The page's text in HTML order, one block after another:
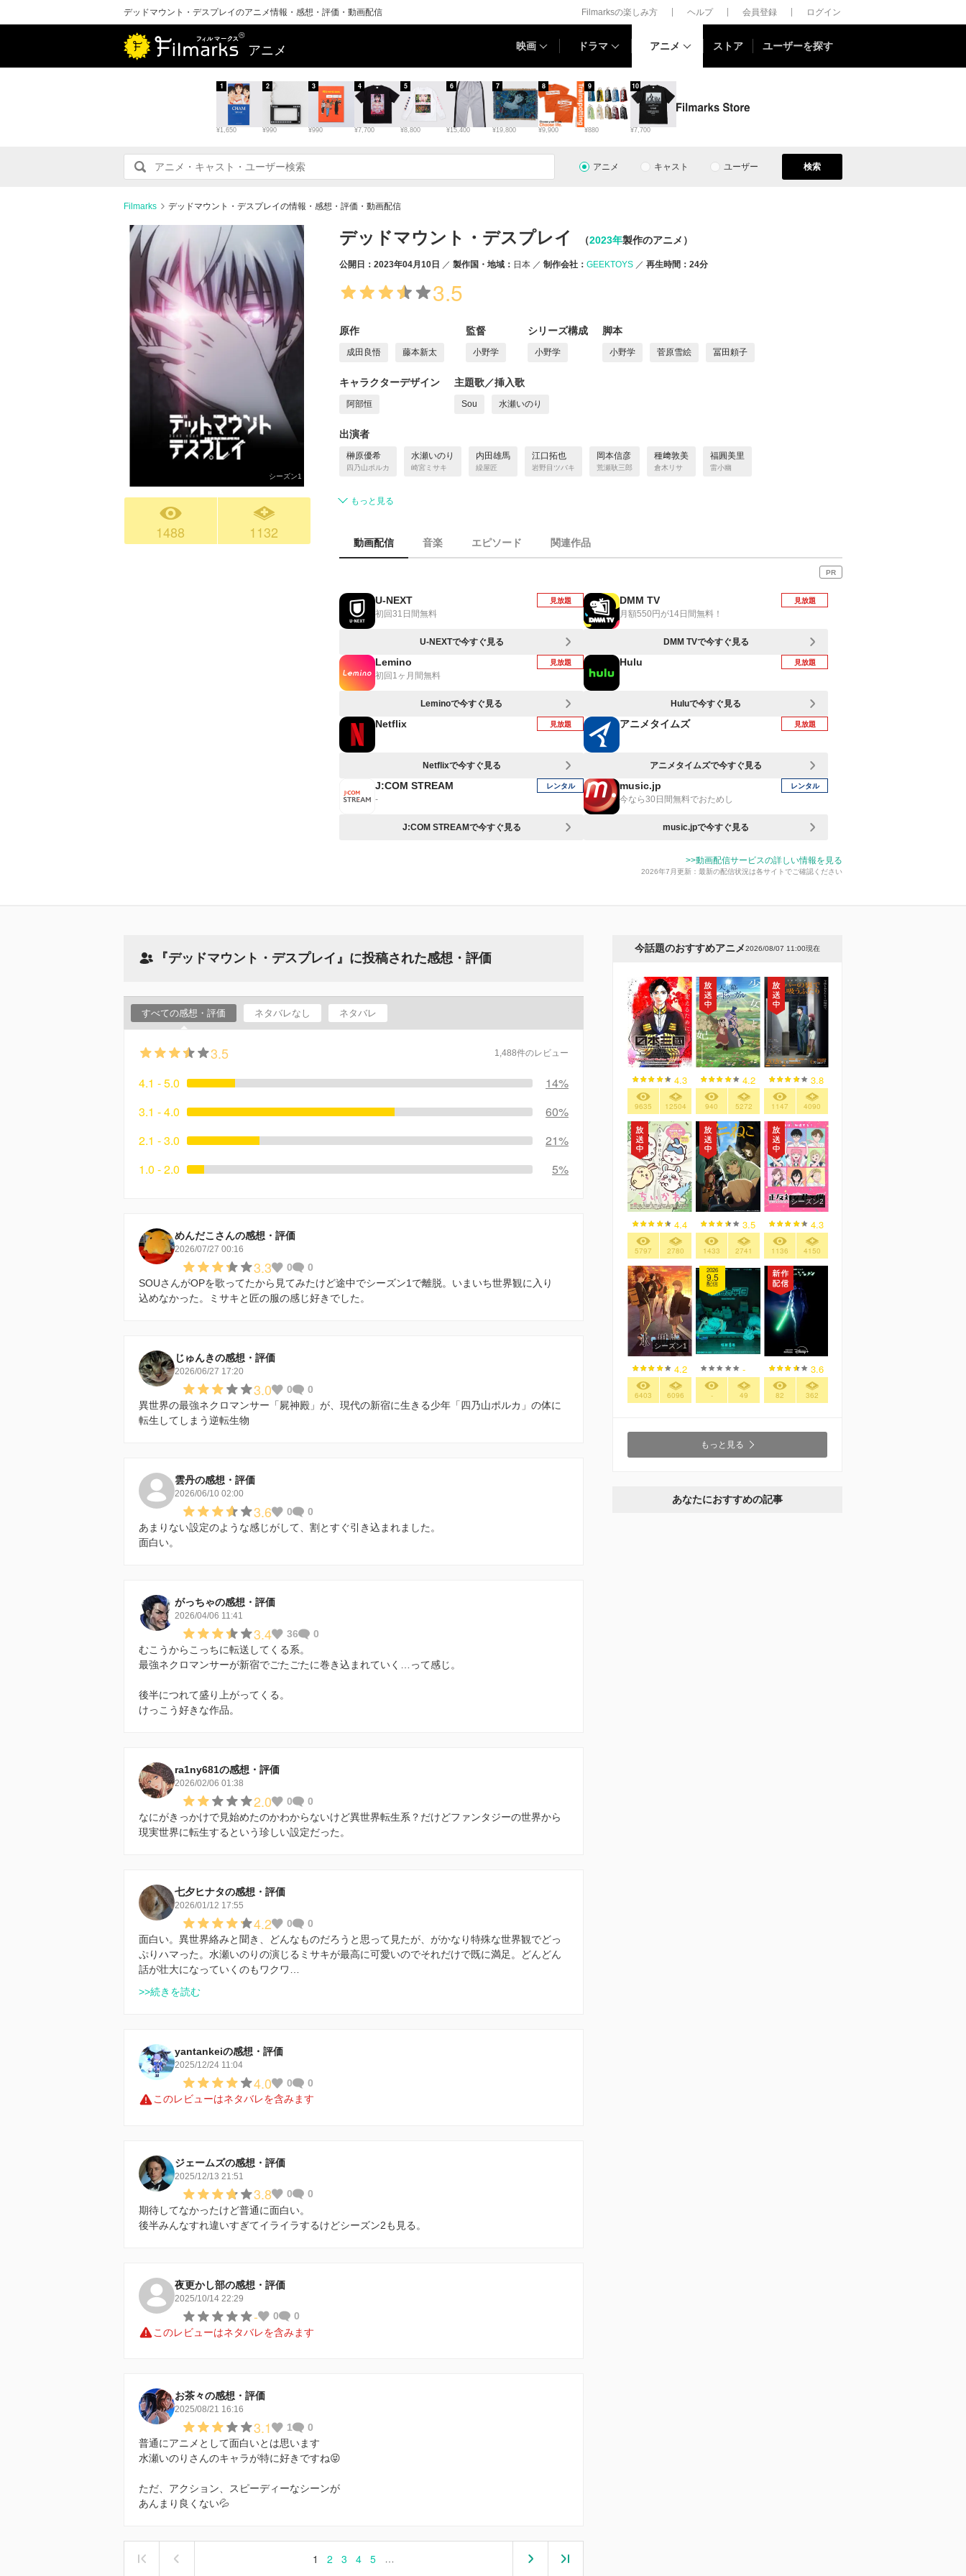
デッドマウント・デスプレイのアニメ情報・感想・評価・動画配信 Filmarksの楽しみ方 ヘルプ 会員登録 ログイン
アニメ 映画 ドラマ アニメ ストア ユーザーを探す
¥1,650
1
¥990
2
¥990
3
¥7,700
4
¥8,800
5
¥15,400
6
¥19,800
7
¥9,900
8
¥880
9
¥7,700
10
アニメ キャスト ユーザー 検索
Filmarks デッドマウント・デスプレイの情報・感想・評価・動画配信
シーズン1
1488 1132
デッドマウント・デスプレイ （2023年製作のアニメ）
公開日：2023年04月10日 製作国・地域： 日本 制作会社： GEEKTOYS 再生時間：24分
3.5
原作
成田良悟 藤本新太
監督
小野学
シリーズ構成
小野学
脚本
小野学 菅原雪絵 冨田頼子
キャラクターデザイン
阿部恒
主題歌／挿入歌
Sou 水瀬いのり
出演者
榊原優希
四乃山ポルカ
水瀬いのり
崎宮ミサキ
内田雄馬
繰屋匠
江口拓也
岩野目ツバキ
岡本信彦
荒瀬耿三郎
種﨑敦美
倉木リサ
福圓美里
雷小幽
もっと見る
動画配信 音楽 エピソード 関連作品
PR
U-NEXT
初回31日間無料
見放題
U-NEXTで今すぐ見る
DMM TV
月額550円が14日間無料！
見放題
DMM TVで今すぐ見る
Lemino
初回1ヶ月間無料
見放題
Leminoで今すぐ見る
Hulu 見放題
Huluで今すぐ見る
Netflix 見放題
Netflixで今すぐ見る
アニメタイムズ 見放題
アニメタイムズで今すぐ見る
J:COM STREAM
-
レンタル
J:COM STREAMで今すぐ見る
music.jp
今なら30日間無料でおためし
レンタル
music.jpで今すぐ見る
>>動画配信サービスの詳しい情報を見る
2026年7月更新：最新の配信状況は各サイトでご確認ください
『デッドマウント・デスプレイ』に投稿された感想・評価
すべての感想・評価 ネタバレなし ネタバレ
3.5 1,488件のレビュー
4.1 - 5.0
14%
3.1 - 4.0
60%
2.1 - 3.0
21%
1.0 - 2.0
5%
めんだこさんの感想・評価
2026/07/27 00:16
3.3 0
0
SOUさんがOPを歌ってたから見てみたけど途中でシーズン1で離脱。いまいち世界観に入り
込めなかった。ミサキと匠の服の感じ好きでした。
じゅんきの感想・評価
2026/06/27 17:20
3.0 0
0
異世界の最強ネクロマンサー「屍神殿」が、現代の新宿に生きる少年「四乃山ポルカ」の体に
転生してしまう逆転生物
雲丹の感想・評価
2026/06/10 02:00
3.6 0
0
あまりない設定のような感じがして、割とすぐ引き込まれました。
面白い。
がっちゃの感想・評価
2026/04/06 11:41
3.4 36
0
むこうからこっちに転送してくる系。
最強ネクロマンサーが新宿でごたごたに巻き込まれていく…って感じ。
後半につれて盛り上がってくる。
けっこう好きな作品。
ra1ny681の感想・評価
2026/02/06 01:38
2.0 0
0
なにがきっかけで見始めたのかわからないけど異世界転生系？だけどファンタジーの世界から
現実世界に転生するという珍しい設定だった。
七夕ヒナタの感想・評価
2026/01/12 17:55
4.2 0
0
面白い。異世界絡みと聞き、どんなものだろうと思って見たが、がかなり特殊な世界観でどっ
ぷりハマった。水瀬いのりの演じるミサキが最高に可愛いのでそれだけで既に満足。どんどん
話が壮大になっていくのもワクワ…
>>続きを読む
yantankeiの感想・評価
2025/12/24 11:04
4.0 0
0
このレビューはネタバレを含みます
ジェームズの感想・評価
2025/12/13 21:51
3.8 0
0
期待してなかったけど普通に面白い。
後半みんなすれ違いすぎてイライラするけどシーズン2も見る。
夜更かし部の感想・評価
2025/10/14 22:29
- 0
0
このレビューはネタバレを含みます
お茶々の感想・評価
2025/08/21 16:16
3.1 1
0
普通にアニメとして面白いとは思います
水瀬いのりさんのキャラが特に好きですね😝
ただ、アクション、スピーディーなシーンが
あんまり良くない💦
1 2 3 4 5
今話題のおすすめアニメ2026/08/07 11:00現在
4.3
9635 12504
4.2
940 5272
3.8
1147 4090
4.4
5797 2780
3.5
1433 2741
シーズン2
4.3
1136 4150
シーズン1
4.2
6403 6096
2026
9.5
配信
-
- 49
3.6
82 362
もっと見る
あなたにおすすめの記事